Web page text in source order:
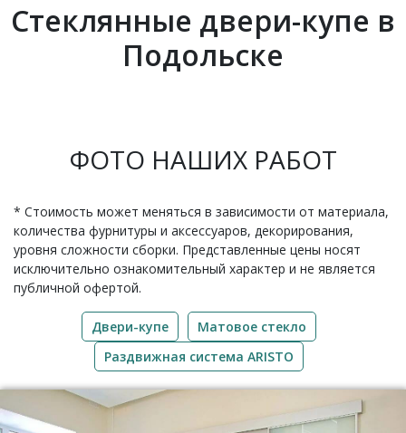
Стеклянные двери-купе в
Подольске
ФОТО НАШИХ РАБОТ
* Стоимость может меняться в зависимости от материала,
количества фурнитуры и аксессуаров, декорирования,
уровня сложности сборки. Представленные цены носят
исключительно ознакомительный характер и не является
публичной офертой.
Двери-купе
Матовое стекло
Раздвижная система ARISTO